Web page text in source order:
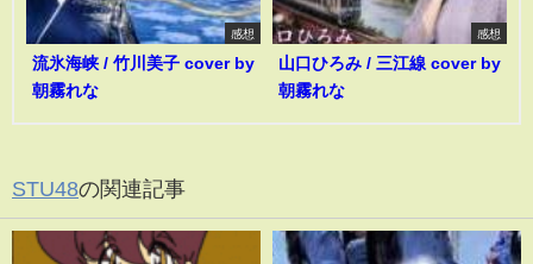
感想
流氷海峡 / 竹川美子 cover by
朝霧れな
感想
山口ひろみ / 三江線 cover by
朝霧れな
STU48の関連記事